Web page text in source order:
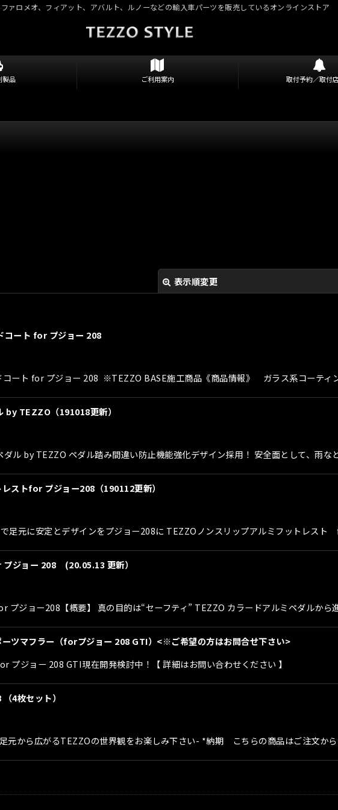
ァロメオ、フィアット、アバルト、ルノーなどの輸入車パーツを販売しているオンラインストア
製品 ご利用案内 取付予約／取付
表示順変更
絞り込む
コート for プジョー 208
コート for プジョー 208 ※TEZZO BASE施工商品《商品情報》 ガラス系コーティ
by TEZZO（191018更新）
by TEZZO ペダル踏み間違い防止機能強化デザイン採用！ 安全面として、雨な
ストfor プジョー208（190112更新）
足元に安定とデザインをプジョー208に TEZZOノンスリップアルミフットレ
ジョー 208 (20.05.13 更新）
ジョー208【概要】 真の目的は“セーフティ” TEZZO カラードアルミペダルから
ーツマフラー（forプジョー 208 GTI）<※ご希望の方はお問合せ下さい>
プジョー 208 GTI現在開発検討中！【 詳細はお問い合わせください 】
4枚セット）
から広がるTEZZOの世界観をお楽しみ下さい- *納期 こちらの商品はご注文か